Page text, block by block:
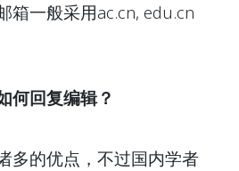
箱一般采用ac.cn, edu.cn
何回复编辑？
多的优点，不过国内学者